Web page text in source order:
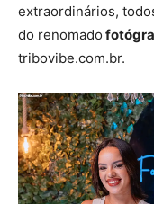
extraordinários,
do renomado
tribovibe.com.br.